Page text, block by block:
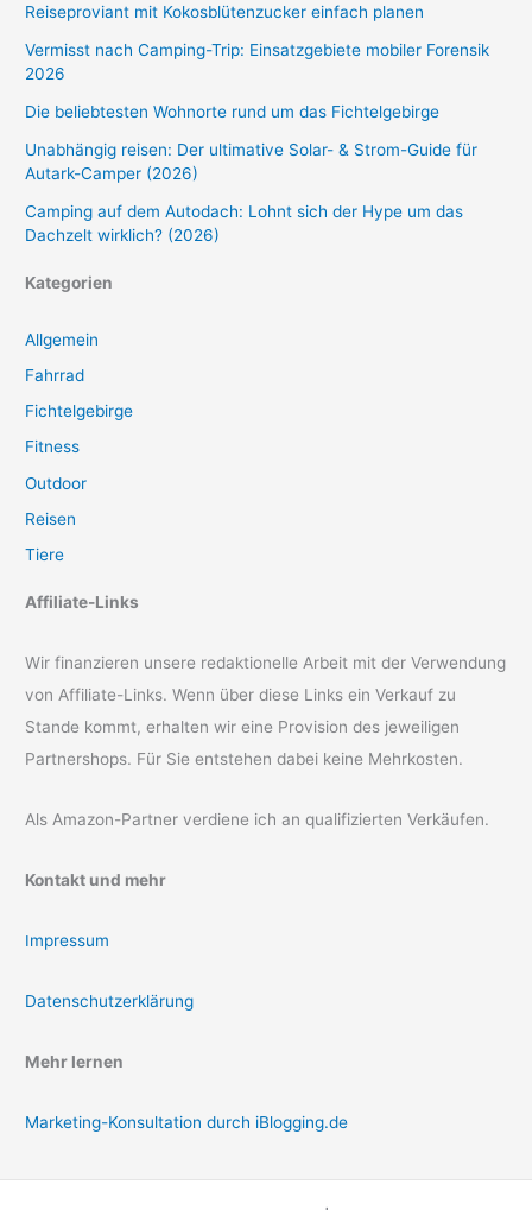
Reiseproviant mit Kokosblütenzucker einfach planen
Vermisst nach Camping-Trip: Einsatzgebiete mobiler Forensik
2026
Die beliebtesten Wohnorte rund um das Fichtelgebirge
Unabhängig reisen: Der ultimative Solar- & Strom-Guide für
Autark-Camper (2026)
Camping auf dem Autodach: Lohnt sich der Hype um das
Dachzelt wirklich? (2026)
Kategorien
Allgemein
Fahrrad
Fichtelgebirge
Fitness
Outdoor
Reisen
Tiere
Affiliate-Links
Wir finanzieren unsere redaktionelle Arbeit mit der Verwendung
von Affiliate-Links. Wenn über diese Links ein Verkauf zu
Stande kommt, erhalten wir eine Provision des jeweiligen
Partnershops. Für Sie entstehen dabei keine Mehrkosten.
Als Amazon-Partner verdiene ich an qualifizierten Verkäufen.
Kontakt und mehr
Impressum
Datenschutzerklärung
Mehr lernen
Marketing-Konsultation durch iBlogging.de